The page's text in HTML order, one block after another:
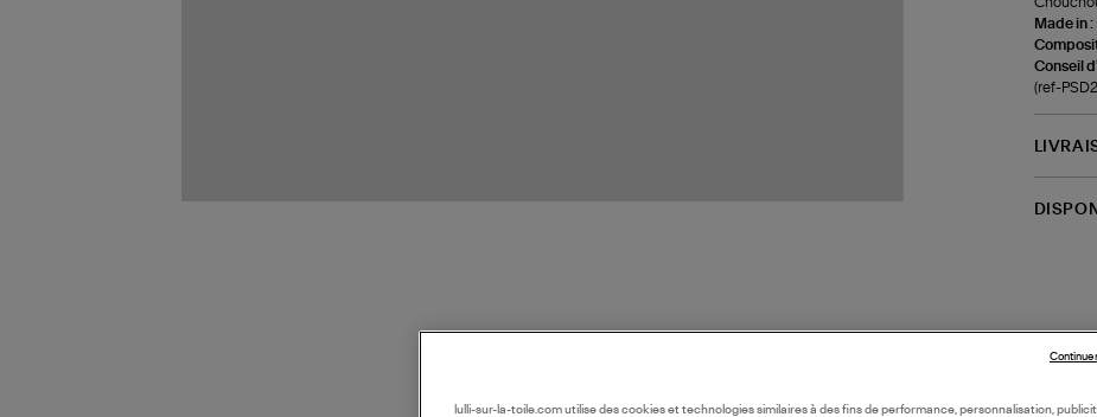
Made in :
Conseil
(ref-
lulli-sur-la-toile.com utilise des cookies et technologies similaires à des fins de performance, personnalisation,